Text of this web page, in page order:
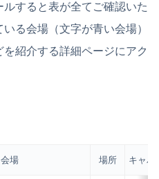
すると表が全てご確認いた
る会場（文字が青い会場）
紹介する詳細ページにアク
会場 場所 キャパ